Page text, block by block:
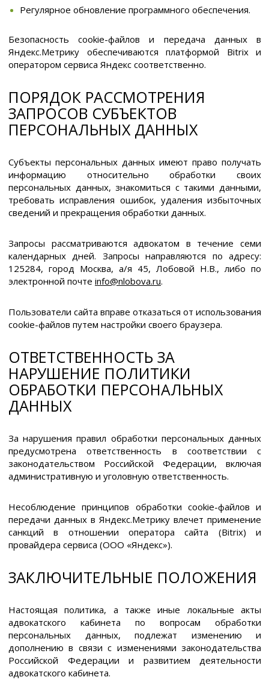
Регулярное обновление программного обеспечения.
Безопасность cookie-файлов и передача данных в
Яндекс.Метрику обеспечиваются платформой Bitrix и
оператором сервиса Яндекс соответственно.
ПОРЯДОК РАССМОТРЕНИЯ
ЗАПРОСОВ СУБЪЕКТОВ
ПЕРСОНАЛЬНЫХ ДАННЫХ
Субъекты персональных данных имеют право получать
информацию относительно обработки своих
персональных данных, знакомиться с такими данными,
требовать исправления ошибок, удаления избыточных
сведений и прекращения обработки данных.
Запросы рассматриваются адвокатом в течение семи
календарных дней. Запросы направляются по адресу:
125284, город Москва, а/я 45, Лобовой Н.В., либо по
электронной почте info@nlobova.ru.
Пользователи сайта вправе отказаться от использования
cookie-файлов путем настройки своего браузера.
ОТВЕТСТВЕННОСТЬ ЗА
НАРУШЕНИЕ ПОЛИТИКИ
ОБРАБОТКИ ПЕРСОНАЛЬНЫХ
ДАННЫХ
За нарушения правил обработки персональных данных
предусмотрена ответственность в соответствии с
законодательством Российской Федерации, включая
административную и уголовную ответственность.
Несоблюдение принципов обработки cookie-файлов и
передачи данных в Яндекс.Метрику влечет применение
санкций в отношении оператора сайта (Bitrix) и
провайдера сервиса (ООО «Яндекс»).
ЗАКЛЮЧИТЕЛЬНЫЕ ПОЛОЖЕНИЯ
Настоящая политика, а также иные локальные акты
адвокатского кабинета по вопросам обработки
персональных данных, подлежат изменению и
дополнению в связи с изменениями законодательства
Российской Федерации и развитием деятельности
адвокатского кабинета.